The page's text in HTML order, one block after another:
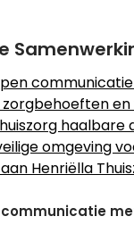
haalbare
omgeving
Henriëlla